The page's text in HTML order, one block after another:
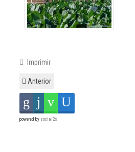
Imprimir
Anterior
powered by social2s